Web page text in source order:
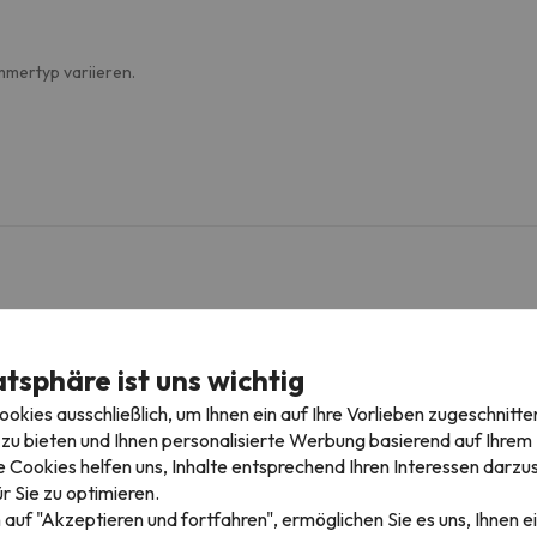
variieren.
besuchen und 425 Pistenkilometer genießen.
1 - Bourg-Saint-Maurice in Les Arcs . Außerdem könnt ihr in
ist uns wichtig
ausschließlich, um Ihnen ein auf Ihre Vorlieben
bieten und Ihnen personalisierte Werbung basierend auf Ihrem
Cookies helfen uns, Inhalte entsprechend Ihren Interessen
Sie zu optimieren.
auf "Akzeptieren und fortfahren", ermöglichen Sie es uns, Ihnen